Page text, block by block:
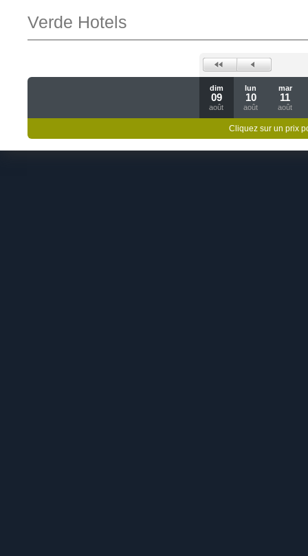
Verde Hotels
dim
09
août
lun
10
août
mar
11
août
Cliquez sur un prix